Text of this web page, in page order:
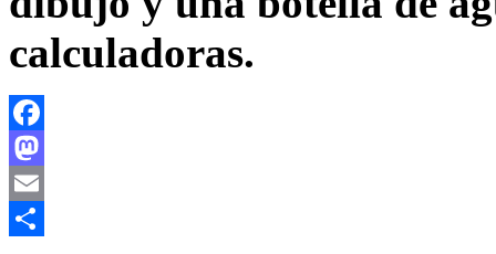
calculadoras.
Facebook
Mastodon
Email